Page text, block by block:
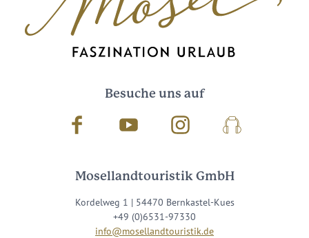
Besuche uns auf
Facebook Youtube InstagramPodcast
Mosellandtouristik GmbH
Kordelweg 1 | 54470 Bernkastel-Kues
+49 (0)6531-97330
info@mosellandtouristik.de